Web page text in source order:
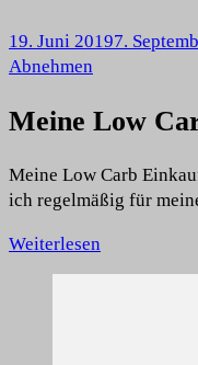
19. Juni 20197.
Abnehmen
Meine Low
Meine Low Carb
ich regelmäßig für
Weiterlesen